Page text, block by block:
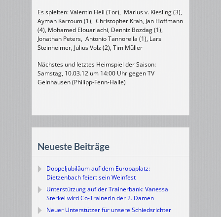
Es spielten: Valentin Heil (Tor), Marius v. Kiesling (3),
Ayman Karroum (1), Christopher Krah, Jan Hoffmann
(4), Mohamed Elouariachi, Denniz Bozdag (1),
Jonathan Peters, Antonio Tannorella (1), Lars
Steinheimer, Julius Volz (2), Tim Müller
Nächstes und letztes Heimspiel der Saison:
Samstag, 10.03.12 um 14:00 Uhr gegen TV
Gelnhausen (Philipp-Fenn-Halle)
Neueste Beiträge
Doppeljubiläum auf dem Europaplatz:
Dietzenbach feiert sein Weinfest
Unterstützung auf der Trainerbank: Vanessa
Sterkel wird Co-Trainerin der 2. Damen
Neuer Unterstützer für unsere Schiedsrichter